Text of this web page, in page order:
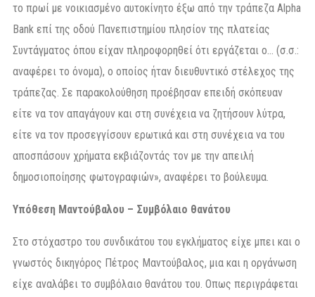
το πρωί με νοικιασμένο αυτοκίνητο έξω από την τράπεζα Alpha
Bank επί της οδού Πανεπιστημίου πλησίον της πλατείας
Συντάγματος όπου είχαν πληροφορηθεί ότι εργάζεται ο… (σ.σ.:
αναφέρει το όνομα), ο οποίος ήταν διευθυντικό στέλεχος της
τράπεζας. Σε παρακολούθηση προέβησαν επειδή σκόπευαν
είτε να τον απαγάγουν και στη συνέχεια να ζητήσουν λύτρα,
είτε να τον προσεγγίσουν ερωτικά και στη συνέχεια να του
αποσπάσουν χρήματα εκβιάζοντάς τον με την απειλή
δημοσιοποίησης φωτογραφιών», αναφέρει το βούλευμα.
Υπόθεση Μαντούβαλου – Συμβόλαιο θανάτου
Στο στόχαστρο του συνδικάτου του εγκλήματος είχε μπει και ο
γνωστός δικηγόρος Πέτρος Μαντούβαλος, μια και η οργάνωση
είχε αναλάβει το συμβόλαιο θανάτου του. Οπως περιγράφεται